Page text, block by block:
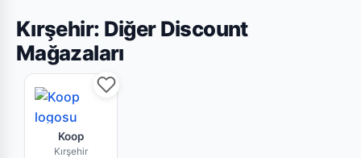
Kırşehir: Diğer Discount
Mağazaları
Koop Kırşehir mağazasının bu haftaki güncel
Koop
Kırşehir